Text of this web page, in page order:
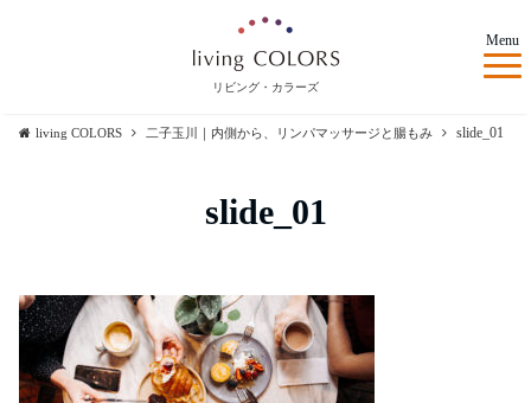
リビング・カラーズ
Menu
living COLORS 二子玉川｜内側から、リンパマッサージと腸もみ slide_01
slide_01